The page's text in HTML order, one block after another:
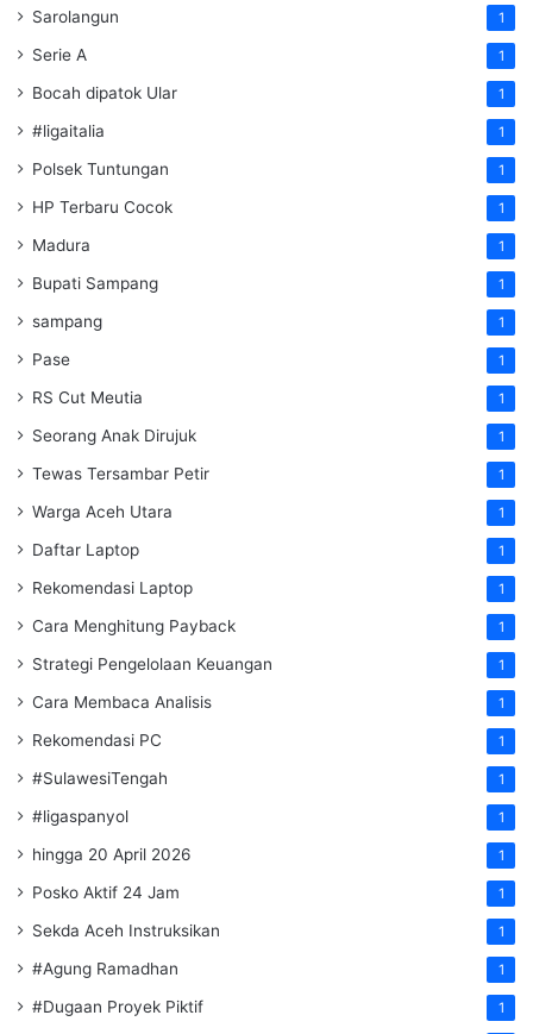
Sarolangun 1
Serie A 1
Bocah dipatok Ular 1
#ligaitalia 1
Polsek Tuntungan 1
HP Terbaru Cocok 1
Madura 1
Bupati Sampang 1
sampang 1
Pase 1
RS Cut Meutia 1
Seorang Anak Dirujuk 1
Tewas Tersambar Petir 1
Warga Aceh Utara 1
Daftar Laptop 1
Rekomendasi Laptop 1
Cara Menghitung Payback 1
Strategi Pengelolaan Keuangan 1
Cara Membaca Analisis 1
Rekomendasi PC 1
#SulawesiTengah 1
#ligaspanyol 1
hingga 20 April 2026 1
Posko Aktif 24 Jam 1
Sekda Aceh Instruksikan 1
#Agung Ramadhan 1
#Dugaan Proyek Piktif 1